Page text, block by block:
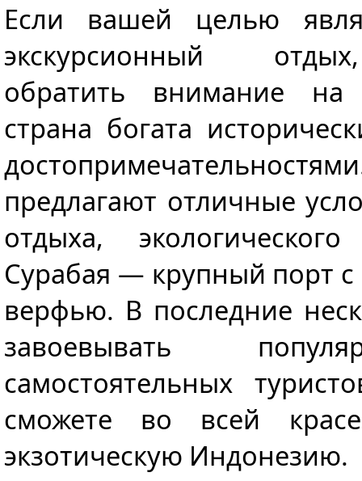
Если вашей целью
экскурсионный
обратить внимание
страна богата
предлагают отличные
отдыха,
Сурабая — крупный порт с
верфью. В последние
завоевывать
самостоятельных
сможете во всей
экзотическую Индонезию.